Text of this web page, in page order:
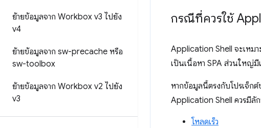
ย้ายข้อมูลจาก Workbox v3 ไปยัง
v4
ย้ายข้อมูลจาก sw-precache หรือ
sw-toolbox
ย้ายข้อมูลจาก Workbox v2 ไปยัง
v3
กรณีที่ควรใช้
Application Shell จะเหม
เป็นเนื้อหา SPA ส่วนใหญ่
หากข้อมูลนี้ตรงกับโปรเจ็ก
Application Shell ควรมี
โหลดเร็ว